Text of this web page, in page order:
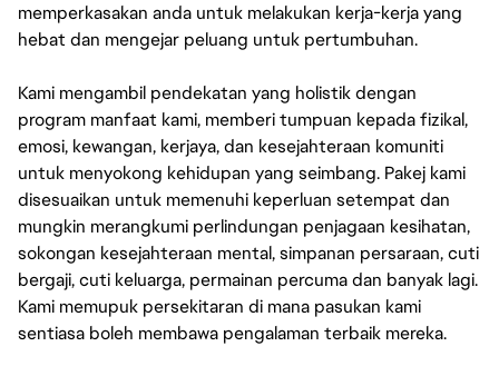
memperkasakan anda untuk melakukan kerja-kerja yang
hebat dan mengejar peluang untuk pertumbuhan.
Kami mengambil pendekatan yang holistik dengan
program manfaat kami, memberi tumpuan kepada fizikal,
emosi, kewangan, kerjaya, dan kesejahteraan komuniti
untuk menyokong kehidupan yang seimbang. Pakej kami
disesuaikan untuk memenuhi keperluan setempat dan
mungkin merangkumi perlindungan penjagaan kesihatan,
sokongan kesejahteraan mental, simpanan persaraan, cuti
bergaji, cuti keluarga, permainan percuma dan banyak lagi.
Kami memupuk persekitaran di mana pasukan kami
sentiasa boleh membawa pengalaman terbaik mereka.